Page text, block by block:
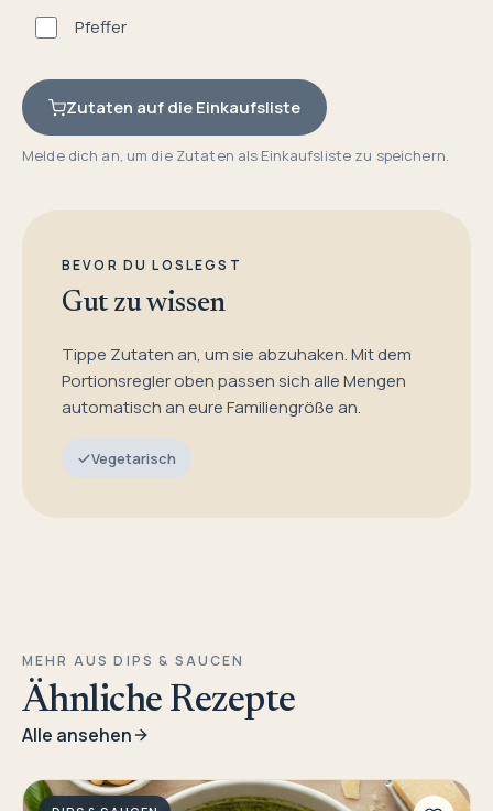
Pfeffer
Zutaten auf die Einkaufsliste
Melde dich an, um die Zutaten als Einkaufsliste zu speichern.
BEVOR DU LOSLEGST
Gut zu wissen
Tippe Zutaten an, um sie abzuhaken. Mit dem
Portionsregler oben passen sich alle Mengen
automatisch an eure Familiengröße an.
Vegetarisch
MEHR AUS DIPS & SAUCEN
Ähnliche Rezepte
Alle ansehen